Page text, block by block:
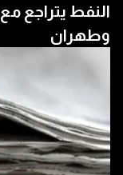
النفط يتراجع
وطهران